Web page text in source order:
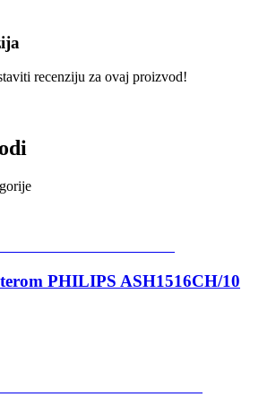
recenziju za ovaj proizvod!
PHILIPS ASH1516CH/10